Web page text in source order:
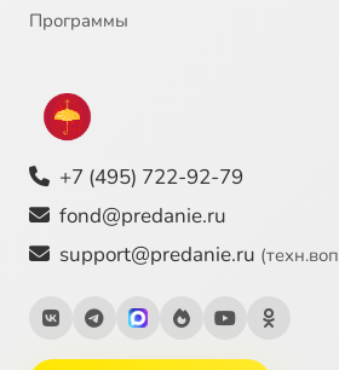
Программы
+7 (495) 722-92-79
fond@predanie.ru
support@predanie.ru